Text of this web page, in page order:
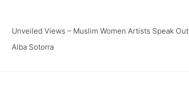
Unveiled Views – Muslim Women Artists Speak Out
Alba Sotorra